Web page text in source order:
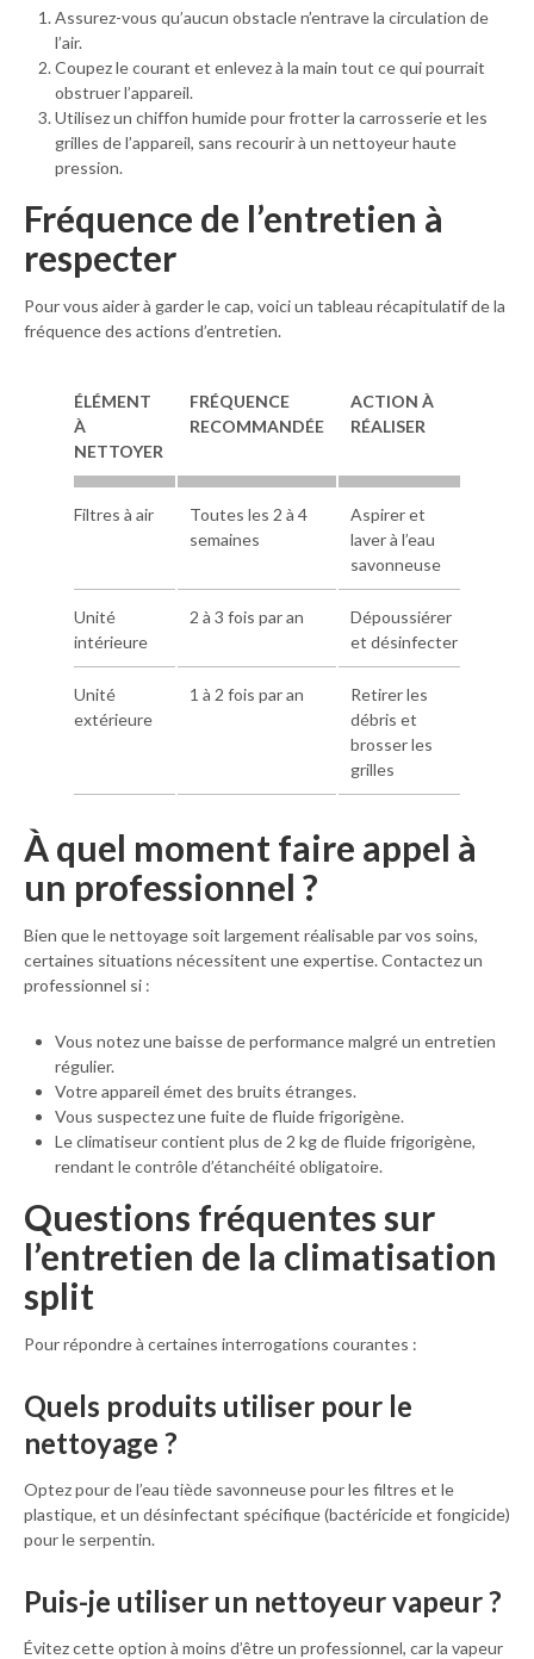
Assurez-vous qu’aucun obstacle n’entrave la circulation de
l’air.
Coupez le courant et enlevez à la main tout ce qui pourrait
obstruer l’appareil.
Utilisez un chiffon humide pour frotter la carrosserie et les
grilles de l’appareil, sans recourir à un nettoyeur haute
pression.
Fréquence de l’entretien à
respecter
Pour vous aider à garder le cap, voici un tableau récapitulatif de la
fréquence des actions d’entretien.
ÉLÉMENT
À
NETTOYER
FRÉQUENCE
RECOMMANDÉE
ACTION À
RÉALISER
Filtres à air
Toutes les 2 à 4
semaines
Aspirer et
laver à l’eau
savonneuse
Unité
intérieure
2 à 3 fois par an
Dépoussiérer
et désinfecter
Unité
extérieure
1 à 2 fois par an
Retirer les
débris et
brosser les
grilles
À quel moment faire appel à
un professionnel ?
Bien que le nettoyage soit largement réalisable par vos soins,
certaines situations nécessitent une expertise. Contactez un
professionnel si :
Vous notez une baisse de performance malgré un entretien
régulier.
Votre appareil émet des bruits étranges.
Vous suspectez une fuite de fluide frigorigène.
Le climatiseur contient plus de 2 kg de fluide frigorigène,
rendant le contrôle d’étanchéité obligatoire.
Questions fréquentes sur
l’entretien de la climatisation
split
Pour répondre à certaines interrogations courantes :
Quels produits utiliser pour le
nettoyage ?
Optez pour de l’eau tiède savonneuse pour les filtres et le
plastique, et un désinfectant spécifique (bactéricide et fongicide)
pour le serpentin.
Puis-je utiliser un nettoyeur vapeur ?
Évitez cette option à moins d’être un professionnel, car la vapeur